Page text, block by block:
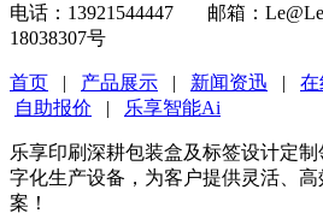
电话：13921544447 邮箱：
18038307号
首页 | 产品展示 | 新闻资迅 | 在
自助报价 | 乐享智能Ai
乐享印刷深耕包装盒及标签设计定
字化生产设备，为客户提供灵活、
案！